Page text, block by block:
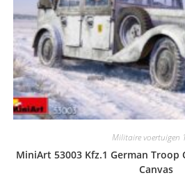
Militaire voertuigen
MiniArt 53003 Kfz.1 German Troop
Canvas